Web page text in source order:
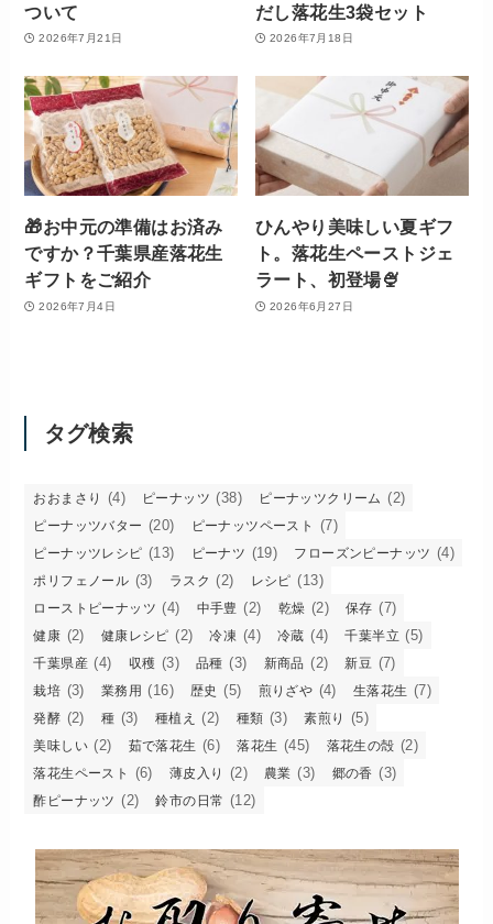
ついて
2026年7月21日
だし落花生3袋セット
2026年7月18日
🎁お中元の準備はお済み
ですか？千葉県産落花生
ギフトをご紹介
2026年7月4日
ひんやり美味しい夏ギフ
ト。落花生ペーストジェ
ラート、初登場🍨
2026年6月27日
タグ検索
おおまさり (4) ピーナッツ (38) ピーナッツクリーム (2)
ピーナッツバター (20) ピーナッツペースト (7)
ピーナッツレシピ (13) ピーナツ (19) フローズンピーナッツ (4)
ポリフェノール (3) ラスク (2) レシピ (13)
ローストピーナッツ (4) 中手豊 (2) 乾燥 (2) 保存 (7)
健康 (2) 健康レシピ (2) 冷凍 (4) 冷蔵 (4) 千葉半立 (5)
千葉県産 (4) 収穫 (3) 品種 (3) 新商品 (2) 新豆 (7)
栽培 (3) 業務用 (16) 歴史 (5) 煎りざや (4) 生落花生 (7)
発酵 (2) 種 (3) 種植え (2) 種類 (3) 素煎り (5)
美味しい (2) 茹で落花生 (6) 落花生 (45) 落花生の殻 (2)
落花生ペースト (6) 薄皮入り (2) 農業 (3) 郷の香 (3)
酢ピーナッツ (2) 鈴市の日常 (12)